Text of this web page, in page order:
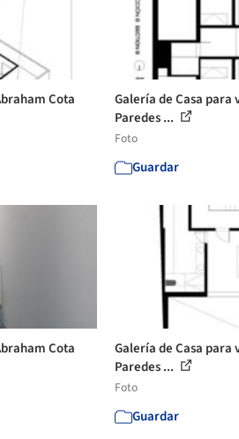
Cota
Galería de Casa para
Paredes ...
Foto
Guardar
Cota
Galería de Casa para
Paredes ...
Foto
Guardar